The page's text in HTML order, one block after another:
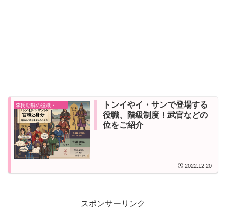
トンイやイ・サンで登場する
役職、階級制度！武官などの
位をご紹介
2022.12.20
スポンサーリンク